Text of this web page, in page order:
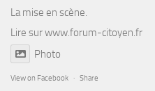
La mise en scène.
Lire surwww.forum-citoyen.fr
Photo
View on Facebook · Share